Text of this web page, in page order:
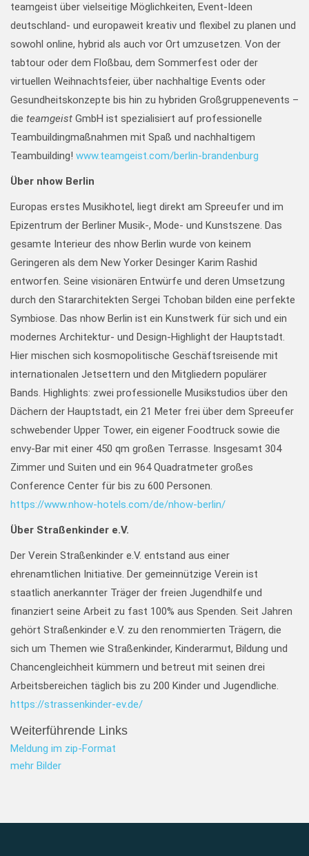
teamgeist über vielseitige Möglichkeiten, Event-Ideen
deutschland- und europaweit kreativ und flexibel zu planen und
sowohl online, hybrid als auch vor Ort umzusetzen. Von der
tabtour oder dem Floßbau, dem Sommerfest oder der
virtuellen Weihnachtsfeier, über nachhaltige Events oder
Gesundheitskonzepte bis hin zu hybriden Großgruppenevents –
die teamgeist GmbH ist spezialisiert auf professionelle
Teambuildingmaßnahmen mit Spaß und nachhaltigem
Teambuilding! www.teamgeist.com/berlin-brandenburg
Über nhow Berlin
Europas erstes Musikhotel, liegt direkt am Spreeufer und im
Epizentrum der Berliner Musik-, Mode- und Kunstszene. Das
gesamte Interieur des nhow Berlin wurde von keinem
Geringeren als dem New Yorker Desinger Karim Rashid
entworfen. Seine visionären Entwürfe und deren Umsetzung
durch den Stararchitekten Sergei Tchoban bilden eine perfekte
Symbiose. Das nhow Berlin ist ein Kunstwerk für sich und ein
modernes Architektur- und Design-Highlight der Hauptstadt.
Hier mischen sich kosmopolitische Geschäftsreisende mit
internationalen Jetsettern und den Mitgliedern populärer
Bands. Highlights: zwei professionelle Musikstudios über den
Dächern der Hauptstadt, ein 21 Meter frei über dem Spreeufer
schwebender Upper Tower, ein eigener Foodtruck sowie die
envy-Bar mit einer 450 qm großen Terrasse. Insgesamt 304
Zimmer und Suiten und ein 964 Quadratmeter großes
Conference Center für bis zu 600 Personen.
https://www.nhow-hotels.com/de/nhow-berlin/
Über Straßenkinder e.V.
Der Verein Straßenkinder e.V. entstand aus einer
ehrenamtlichen Initiative. Der gemeinnützige Verein ist
staatlich anerkannter Träger der freien Jugendhilfe und
finanziert seine Arbeit zu fast 100% aus Spenden. Seit Jahren
gehört Straßenkinder e.V. zu den renommierten Trägern, die
sich um Themen wie Straßenkinder, Kinderarmut, Bildung und
Chancengleichheit kümmern und betreut mit seinen drei
Arbeitsbereichen täglich bis zu 200 Kinder und Jugendliche.
https://strassenkinder-ev.de/
Weiterführende Links
Meldung im zip-Format
mehr Bilder